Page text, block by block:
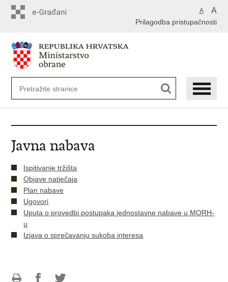
A A
Prilagodba pristupačnosti
Javna nabava
Ispitivanje tržišta
Objave natječaja
Plan nabave
Ugovori
Uputa o provedbi postupaka jednostavne nabave u MORH-
u
Izjava o sprečavanju sukoba interesa